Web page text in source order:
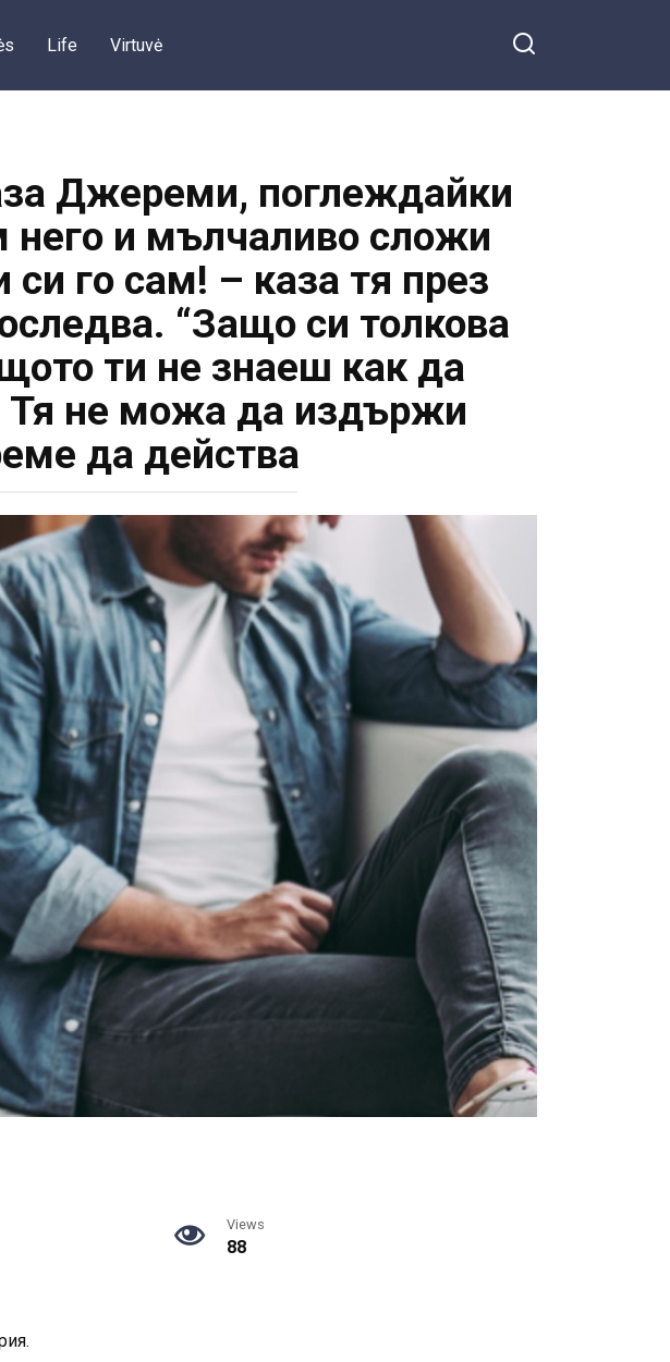
Life Virtuvė
Джереми, поглеждайки
и мълчаливо сложи
го сам! – каза тя през
“Защо си толкова
ти не знаеш как да
не можа да издържи
да действа
Views
88